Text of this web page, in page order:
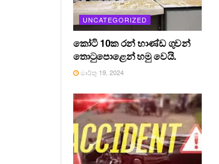
UNCATEGORIZED
කෝටි 10ක රන් භාණ්ඩ ගුවන්
තොටුපොළෙන් හමු වෙයි.
මාර්තු 19, 2024